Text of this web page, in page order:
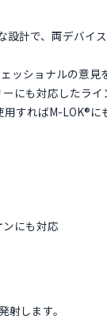
計で、両デバイ
ショナルの意見
にも対応したライ
すればM-LOK®に
にも対応
します。